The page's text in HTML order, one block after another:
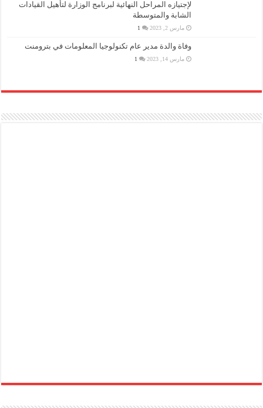
لإجتيازه المراحل النهائية لبرنامج الوزارة لتأهيل القيادات
الشابة والمتوسطة
مارس 2, 2023 1
وفاة والدة مدير عام تكنولوجيا المعلومات في بترومنت
مارس 14, 2023 1